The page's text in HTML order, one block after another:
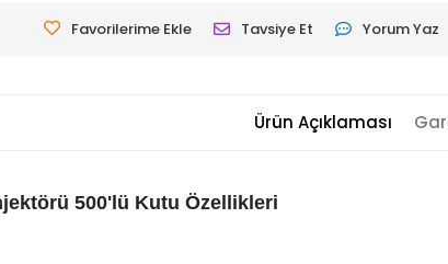
Favorilerime Ekle Tavsiye Et Yorum Yaz
Ürün Açıklaması
500'lü Kutu Özellikleri